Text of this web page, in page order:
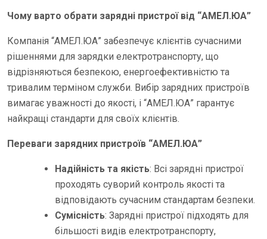
Чому варто обрати зарядні пристрої від “АМЕЛ.ЮА”
Компанія “АМЕЛ.ЮА” забезпечує клієнтів сучасними
рішеннями для зарядки електротранспорту, що
відрізняються безпекою, енергоефективністю та
тривалим терміном служби. Вибір зарядних пристроїв
вимагає уважності до якості, і “АМЕЛ.ЮА” гарантує
найкращі стандарти для своїх клієнтів.
Переваги зарядних пристроїв “АМЕЛ.ЮА”
Надійність та якість: Всі зарядні пристрої
проходять суворий контроль якості та
відповідають сучасним стандартам безпеки.
Сумісність: Зарядні пристрої підходять для
більшості видів електротранспорту,